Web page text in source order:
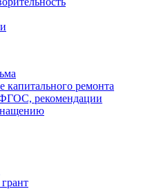
ремонта
рекомендации